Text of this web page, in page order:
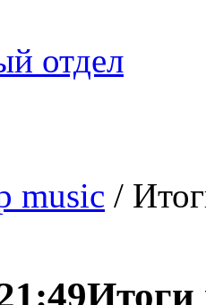
отдел
music /
Итоги